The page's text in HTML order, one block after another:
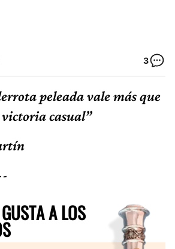
3
peleada vale más que
casual”
A LOS